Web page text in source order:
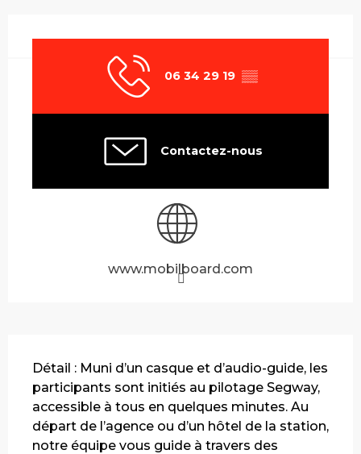
06 34 29 19 ▒▒
Contactez-nous
www.mobilboard.com
Détail : Muni d’un casque et d’audio-guide, les
participants sont initiés au pilotage Segway,
accessible à tous en quelques minutes. Au
départ de l’agence ou d’un hôtel de la station,
notre équipe vous guide à travers des